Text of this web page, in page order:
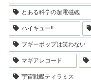
とある科学の超電磁砲
ハイキュー!!
ブギーポップは笑わない
マギアレコード
宇宙戦艦ティラミス